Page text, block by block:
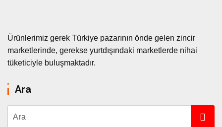
Ürünlerimiz gerek Türkiye pazarının önde gelen zincir
marketlerinde, gerekse yurtdışındaki marketlerde nihai
tüketiciyle buluşmaktadır.
Ara